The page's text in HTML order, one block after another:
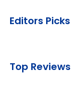
Editors Picks
Top Reviews